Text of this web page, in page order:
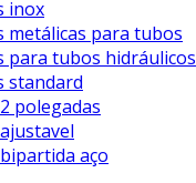
inox
metálicas para tubos
para tubos hidráulicos
standard
polegadas
aço